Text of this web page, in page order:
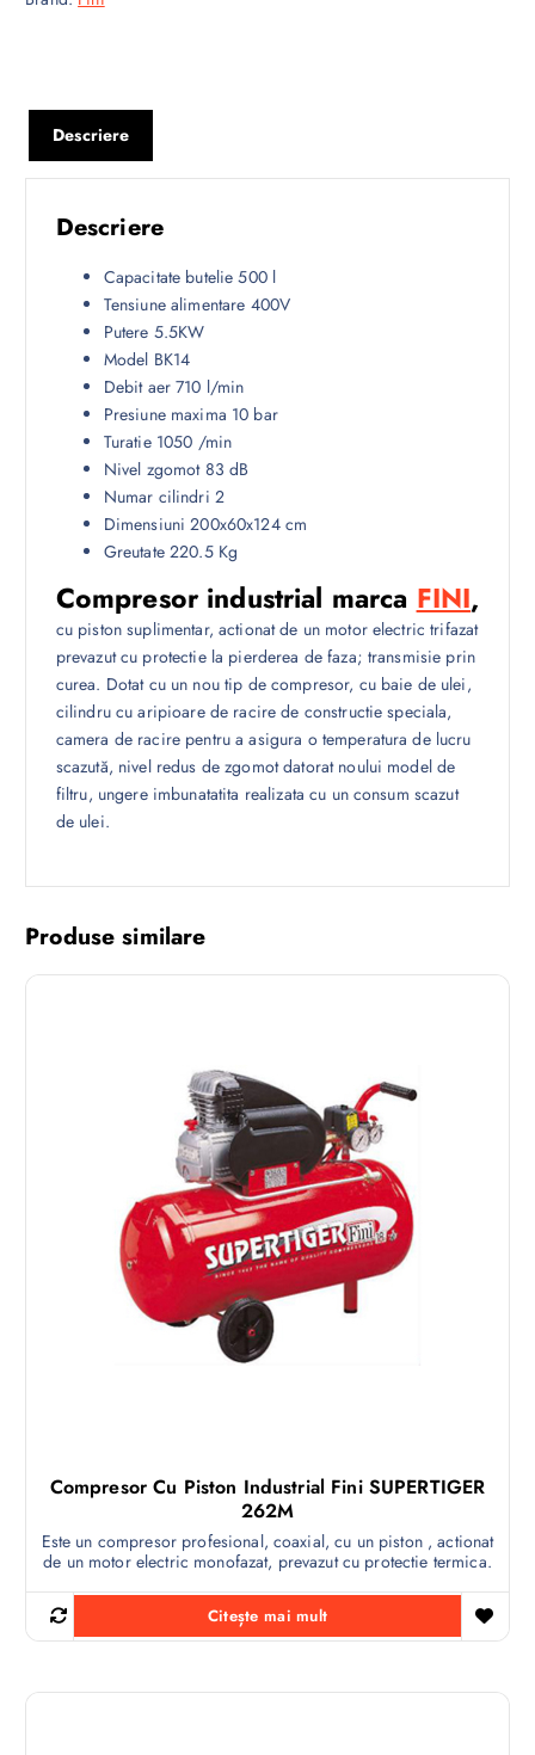
Descriere
Descriere
Capacitate butelie 500 l
Tensiune alimentare 400V
Putere 5.5KW
Model BK14
Debit aer 710 l/min
Presiune maxima 10 bar
Turatie 1050 /min
Nivel zgomot 83 dB
Numar cilindri 2
Dimensiuni 200x60x124 cm
Greutate 220.5 Kg
Compresor industrial marca FINI,
cu piston suplimentar, actionat de un motor electric trifazat
prevazut cu protectie la pierderea de faza; transmisie prin
curea. Dotat cu un nou tip de compresor, cu baie de ulei,
cilindru cu aripioare de racire de constructie speciala,
camera de racire pentru a asigura o temperatura de lucru
scazută, nivel redus de zgomot datorat noului model de
filtru, ungere imbunatatita realizata cu un consum scazut
de ulei.
Produse similare
Compresor Cu Piston Industrial Fini SUPERTIGER
262M
Este un compresor profesional, coaxial, cu un piston , actionat
de un motor electric monofazat, prevazut cu protectie termica.
Citește mai mult